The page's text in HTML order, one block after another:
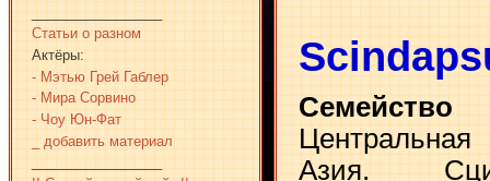
Статьи о разном
Актёры:
- Мэтью Грей Габлер
- Мира Сорвино
- Чоу Юн-Фат
_ добавить материал
Азия.